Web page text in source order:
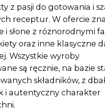
z pasji do gotowania i
receptur. W ofercie
i słone z różnorodnymi
oraz inne klasyczne
Wszystkie wyroby
są ręcznie, na bazie
składników, z
i autentyczny charakter